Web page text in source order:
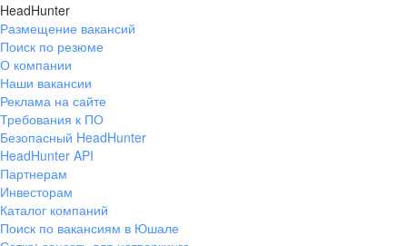
HeadHunter
Размещение вакансий
Поиск по резюме
О компании
Наши вакансии
Реклама на сайте
Требования к ПО
Безопасный HeadHunter
HeadHunter API
Партнерам
Инвесторам
Каталог компаний
Поиск по вакансиям в Юшале